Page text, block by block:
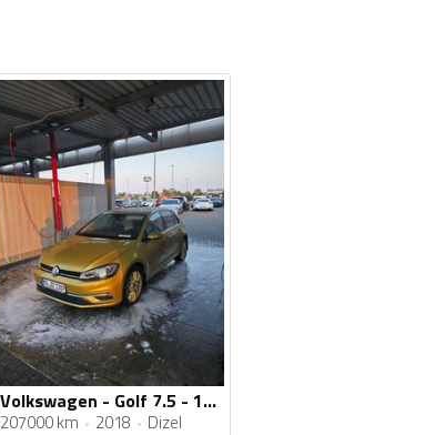
Volkswagen - Golf 7.5 - 1.6 TDI
207000 km 2018 Dizel